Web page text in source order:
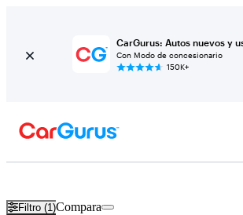
CarGurus: Autos nuevos y
Con Modo de concesionario
150K+
Filtro (1)Compara